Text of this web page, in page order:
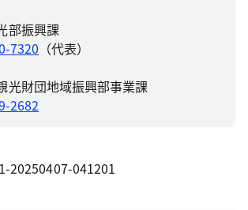
部振興課
7320 （代表）
光財団地域振興部事業課
2682
20250407-041201